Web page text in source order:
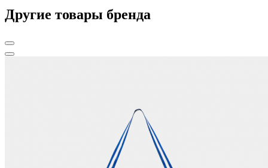
Другие товары бренда